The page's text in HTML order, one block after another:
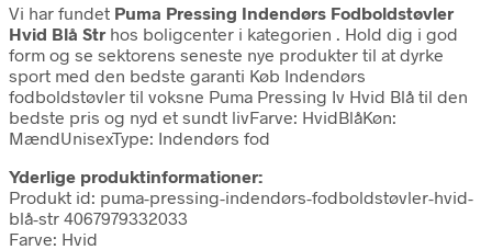
Vi har fundet Puma Pressing Indendørs Fodboldstøvler
Hvid Blå Str hos boligcenter i kategorien . Hold dig i god
form og se sektorens seneste nye produkter til at dyrke
sport med den bedste garanti Køb Indendørs
fodboldstøvler til voksne Puma Pressing Iv Hvid Blå til den
bedste pris og nyd et sundt livFarve: HvidBlåKøn:
MændUnisexType: Indendørs fod
Yderlige produktinformationer:
Produkt id: puma-pressing-indendørs-fodboldstøvler-hvid-
blå-str 4067979332033
Farve: Hvid